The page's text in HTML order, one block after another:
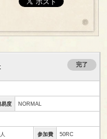
完了
易度 NORMAL
参加費 50RC